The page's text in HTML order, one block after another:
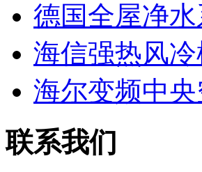
德国全屋净
海信强热风
海尔变频中央
联系我们